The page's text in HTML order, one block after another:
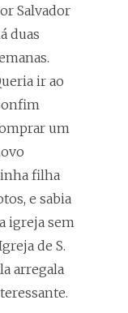
Salvador
duas
ir ao
um
filha
e sabia
igreja sem
de S.
arregala